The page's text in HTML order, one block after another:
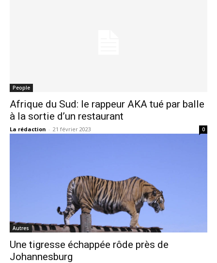
People
Afrique du Sud: le rappeur AKA tué par balle
à la sortie d’un restaurant
La rédaction - 21 février 2023 0
Autres
Une tigresse échappée rôde près de
Johannesburg